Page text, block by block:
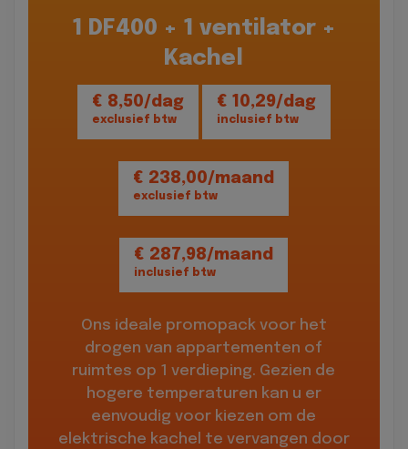
1 DF400 + 1 ventilator +
Kachel
€ 8,50/dag
exclusief btw
€ 10,29/dag
inclusief btw
€ 238,00/maand
exclusief btw
€ 287,98/maand
inclusief btw
Ons ideale promopack voor het
drogen van appartementen of
ruimtes op 1 verdieping. Gezien de
hogere temperaturen kan u er
eenvoudig voor kiezen om de
elektrische kachel te vervangen door